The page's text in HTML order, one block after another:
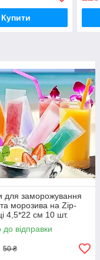
Купити
для заморожування
морозива на Zip-
4,5*22 см 10 шт.
до відправки
50 ₴